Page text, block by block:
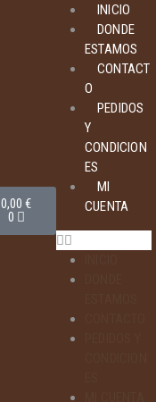
0,00€
0
INICIO
DONDE
ESTAMOS
CONTACT
O
PEDIDOS
Y
CONDICION
ES
MI
CUENTA